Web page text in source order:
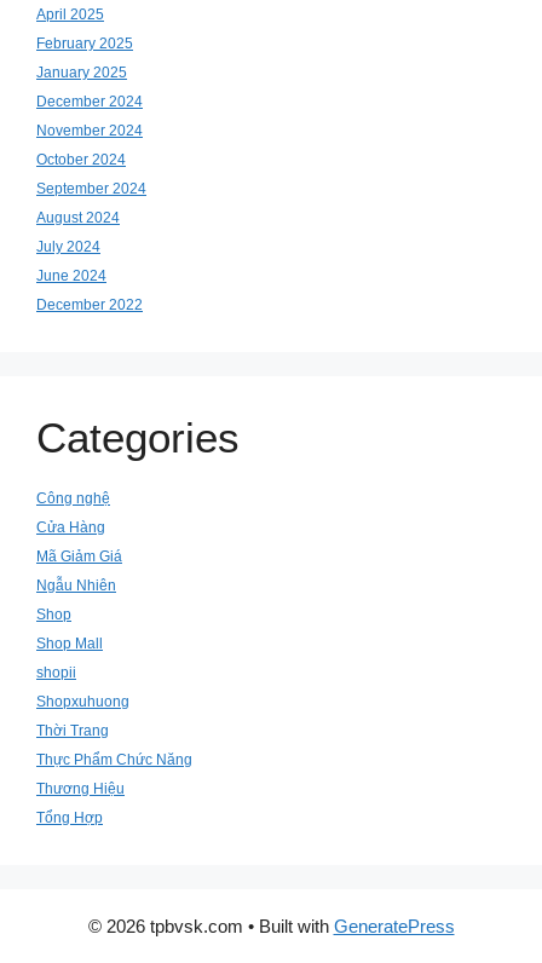
April 2025
February 2025
January 2025
December 2024
November 2024
October 2024
September 2024
August 2024
July 2024
June 2024
December 2022
Categories
Công nghệ
Cửa Hàng
Mã Giảm Giá
Ngẫu Nhiên
Shop
Shop Mall
shopii
Shopxuhuong
Thời Trang
Thực Phẩm Chức Năng
Thương Hiệu
Tổng Hợp
© 2026 tpbvsk.com • Built with GeneratePress